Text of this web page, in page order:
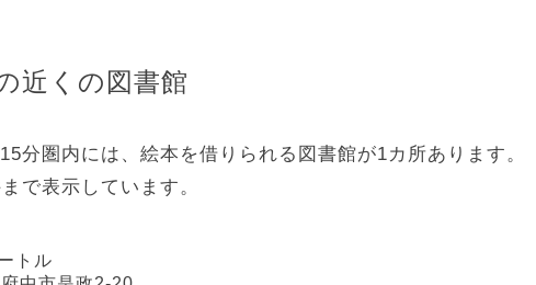
近くの図書館
分圏内には、絵本を借りられる図書館が1カ所あります。
で表示しています。
トル